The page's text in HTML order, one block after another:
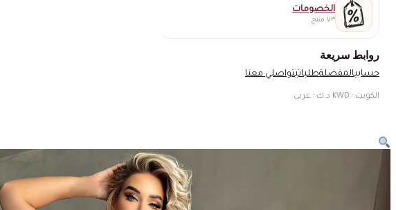
الخصومات
٧٣ منتج
روابط سريعة
حسابيالمفضلةطلباتيتواصلي معنا
الكويت · KWD د.ك · عربي